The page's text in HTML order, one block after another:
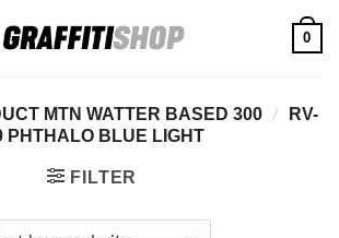
0
MTN WATTER BASED 300 /
RV-
PHTHALO BLUE LIGHT
FILTER